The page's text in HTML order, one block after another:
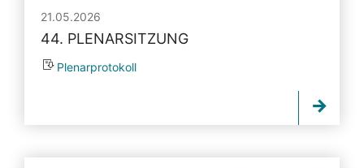
21.05.2026
44. PLENARSITZUNG
Plenarprotokoll